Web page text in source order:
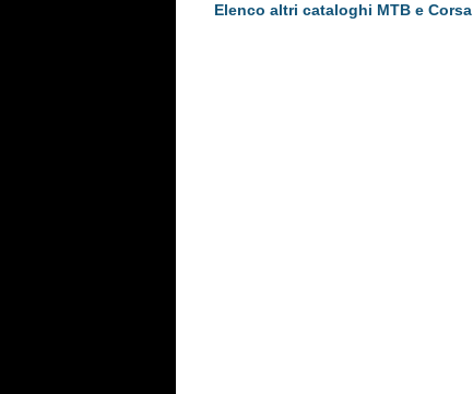
Elenco altri cataloghi MTB e Corsa